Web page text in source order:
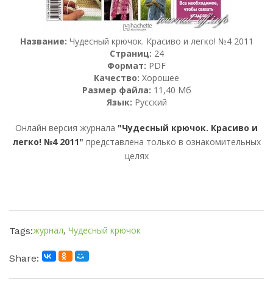
Название: Чудесный крючок. Красиво и легко! №4 2011
Страниц: 24
Формат: PDF
Качество: Хорошее
Размер файла: 11,40 Мб
Язык: Русский
Онлайн версия журнала "Чудесный крючок. Красиво и
легко! №4 2011" представлена только в ознакомительных
целях
Tags:журнал, Чудесный крючок
Share: